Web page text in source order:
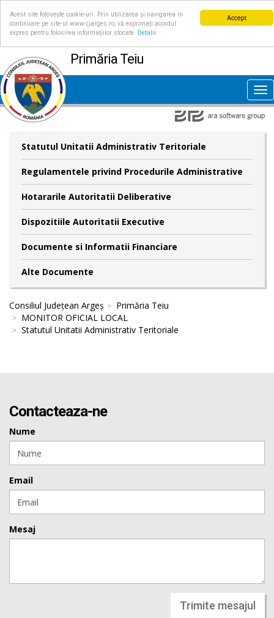
Accept
Acest site folosește cookie-uri. Prin utilizarea și navigarea în
continuare pe site-ul www.cjarges.ro, vă exprimați acordul
expres pentru folosirea informațiilor stocate.
Detalii
Primăria Teiu
Statutul Unitatii Administrativ Teritoriale
Regulamentele privind Procedurile Administrative
Hotararile Autoritatii Deliberative
Dispozitiile Autoritatii Executive
Documente si Informatii Financiare
Alte Documente
Consiliul Județean Argeș
Primăria Teiu
MONITOR OFICIAL LOCAL
Statutul Unitatii Administrativ Teritoriale
Contacteaza-ne
Nume
Email
Mesaj
Trimite mesajul